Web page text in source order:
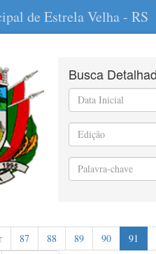
de Estrela Velha - RS
Busca
87 88 89 90 91